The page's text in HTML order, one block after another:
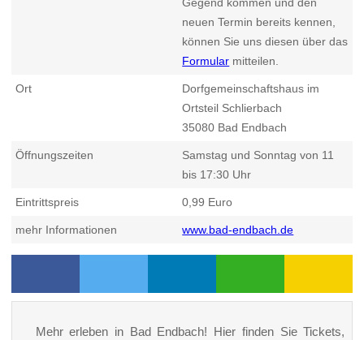
neuen Termin bereits kennen,
können Sie uns diesen über das
Formular mitteilen.
Ort
Dorfgemeinschaftshaus im
Ortsteil Schlierbach
35080 Bad Endbach
Öffnungszeiten
Samstag und Sonntag von 11
bis 17:30 Uhr
Eintrittspreis 0,99 Euro
mehr Informationen www.bad-endbach.de
Mehr erleben in Bad Endbach! Hier finden Sie Tickets,